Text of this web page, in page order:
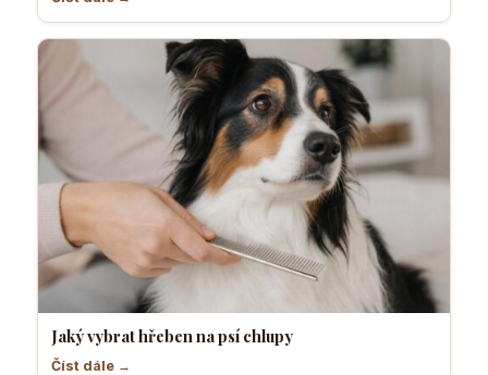
Jaký vybrat hřeben na psí chlupy
Číst dále →